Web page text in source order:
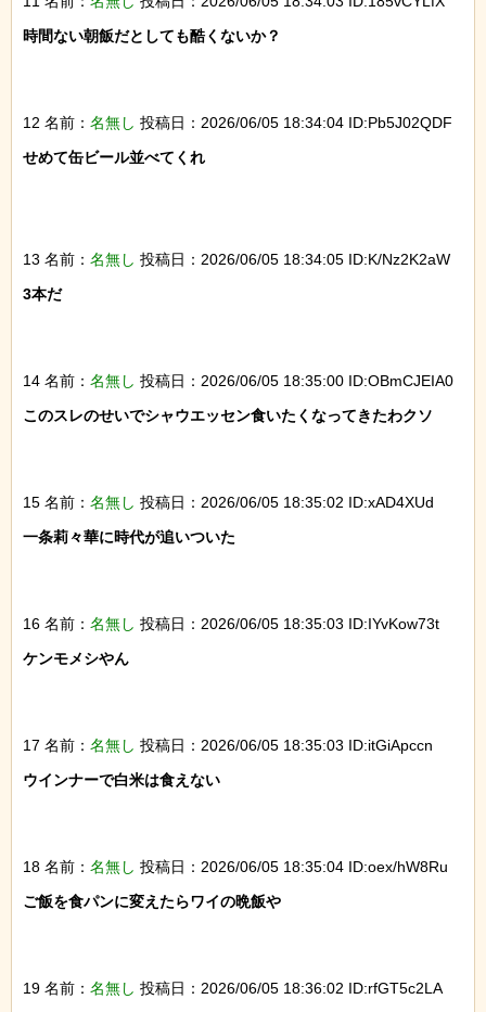
時間ない朝飯だとしても酷くないか？
12 名前： 名無し 投稿日：2026/06/05 18:34:04 ID:Pb5J02QDF
せめて缶ビール並べてくれ
13 名前： 名無し 投稿日：2026/06/05 18:34:05 ID:K/Nz2K2aW
3本だ
14 名前： 名無し 投稿日：2026/06/05 18:35:00 ID:OBmCJEIA0
このスレのせいでシャウエッセン食いたくなってきたわクソ
15 名前： 名無し 投稿日：2026/06/05 18:35:02 ID:xAD4XUd
一条莉々華に時代が追いついた
16 名前： 名無し 投稿日：2026/06/05 18:35:03 ID:IYvKow73t
ケンモメシやん
17 名前： 名無し 投稿日：2026/06/05 18:35:03 ID:itGiApccn
ウインナーで白米は食えない
18 名前： 名無し 投稿日：2026/06/05 18:35:04 ID:oex/hW8Ru
ご飯を食パンに変えたらワイの晩飯や
19 名前： 名無し 投稿日：2026/06/05 18:36:02 ID:rfGT5c2LA